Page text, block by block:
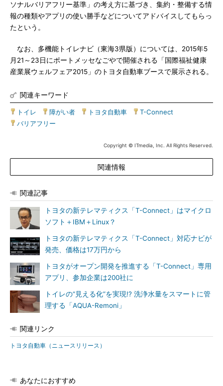
ソナルバリアフリー基準」の考え方に基づき、集約・整備する情
報の種類やアプリの使い勝手などについてアドバイスしてもらっ
たという。
なお、多機能トイレナビ（東海3県版）については、2015年5
月21～23日にポートメッセなごやで開催される「国際福祉健康
産業展ウェルフェア2015」のトヨタ自動車ブースで展示される。
関連キーワード
トイレ 障がい者 トヨタ自動車 T-Connect
バリアフリー
Copyright © ITmedia, Inc. All Rights Reserved.
関連情報
関連記事
トヨタの新テレマティクス「T-Connect」はマイクロ
ソフト＋IBM＋Linux？
トヨタの新テレマティクス「T-Connect」対応ナビが
発売、価格は17万円から
トヨタがオープン開発を推進する「T-Connect」専用
アプリ、参加企業は200社に
トイレの“見える化”を実現!? 洗浄水量をスマートに管
理する「AQUA-Remoni」
関連リンク
トヨタ自動車（ニュースリリース）
あなたにおすすめ